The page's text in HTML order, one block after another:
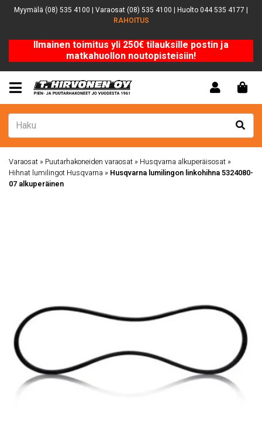
Myymälä (08) 535 4100 | Varaosat (08) 535 4100 | Huolto 044 535 4177 |
RAHOITUS
Ilmainen toimitus yli 250€ tilauksille postin ja
matkahuollon noutopisteisiin!
Varaosat » Puutarhakoneiden varaosat » Husqvarna alkuperäisosat »
Hihnat lumilingot Husqvarna » Husqvarna lumilingon linkohihna 5324080-
07 alkuperäinen